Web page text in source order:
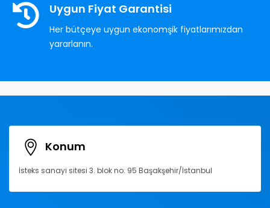
Uygun Fiyat Garantisi
Her bütçeye uygun ekonomşik fiyatlarımızdan
yararlanın.
Konum
İsteks sanayi sitesi 3. blok no: 95 Başakşehir/İstanbul